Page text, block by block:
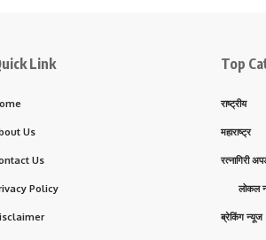
Link
Us
Us
Policy
Top
राष्ट्रीय
महाराष्ट्र
रत्नागिरी
लोकल
ब्रेकिंग न्यूज